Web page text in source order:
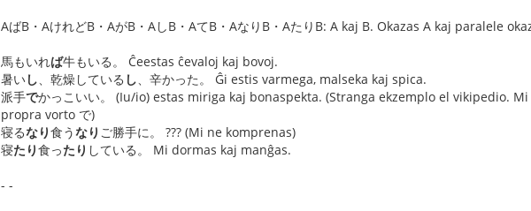
AばB・AけれどB・AがB・AしB・AてB・AなりB・AたりB: A kaj B. Okazas A kaj paralele
馬もいれば牛もいる。 Ĉeestas ĉevaloj kaj bovoj.
暑いし、乾燥している し、辛かった。 Ĝi estis varmega, malseka kaj spica.
派手でかっこいい。 (Iu/io) estas miriga kaj bonaspekta. (Stranga ekzemplo el vikipedio.
propra vorto で)
寝るなり食うなり ご勝手に。 ??? (Mi ne komprenas)
寝たり食ったり している。 Mi dormas kaj manĝas.
- -